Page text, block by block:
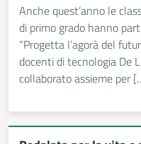
Anche quest’anno le
di primo grado hanno
“Progetta l’agorà del
docenti di tecnologia De
collaborato assieme per